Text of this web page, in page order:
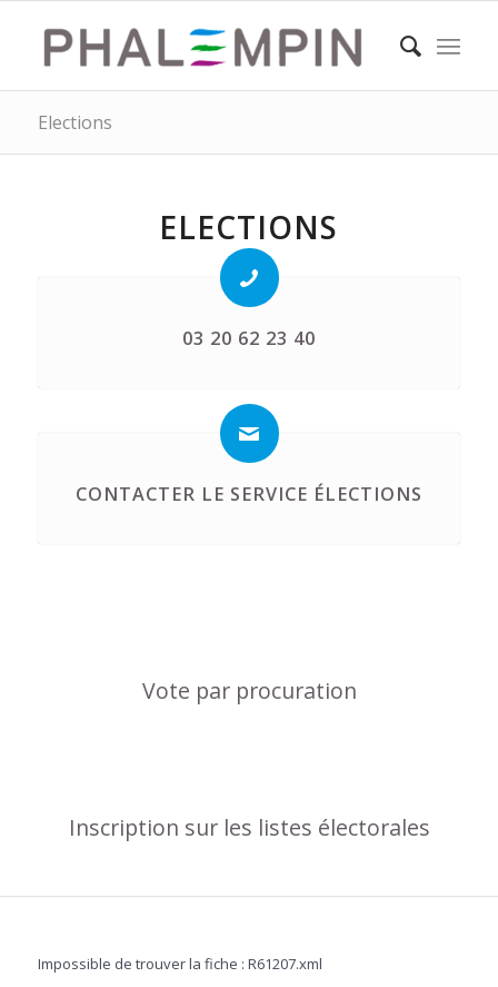
Elections
ELECTIONS
03 20 62 23 40
CONTACTER LE SERVICE ÉLECTIONS
Vote par procuration
Inscription sur les listes électorales
Impossible de trouver la fiche : R61207.xml